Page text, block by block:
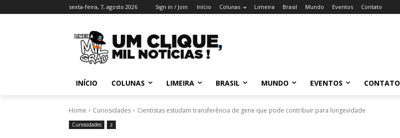
sexta-feira, 7, agosto 2026 Sign in / Join Início Colunas Limeira Brasil Mundo Eventos Contato
INÍCIO COLUNAS LIMEIRA BRASIL MUNDO EVENTOS CONTATO
Home Curiosidades Cientistas estudam transferência de gene que pode contribuir para longevidade
Curiosidades z